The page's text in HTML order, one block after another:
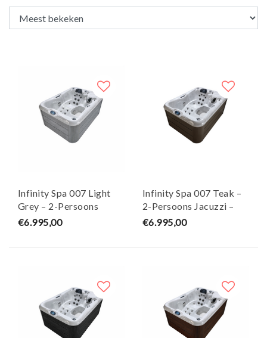
Infinity Spa 007 Light
Grey – 2-Persoons
Jacuzzi – Wellness Tub
€6.995,00
Infinity Spa 007 Teak –
2-Persoons Jacuzzi –
Wellness Tub
€6.995,00